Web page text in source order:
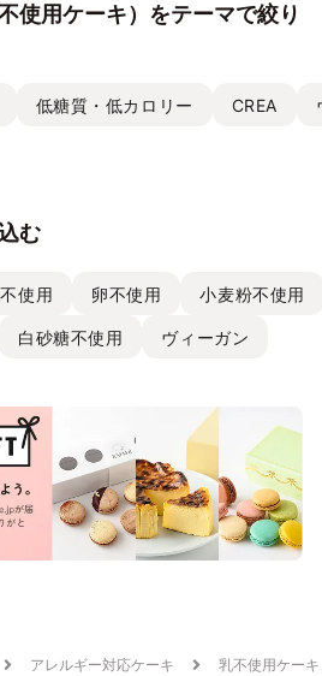
使用ケーキ）をテーマで絞り
低糖質・低カロリー CREA
む
使用 卵不使用 小麦粉不使用
白砂糖不使用 ヴィーガン
アレルギー対応ケーキ 乳不使用ケーキ